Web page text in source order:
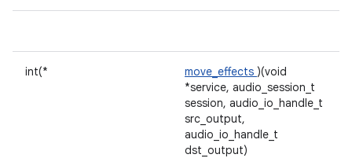
int(* move_effects )(void
*service, audio_session_t
session, audio_io_handle_t
src_output,
audio_io_handle_t
dst_output)